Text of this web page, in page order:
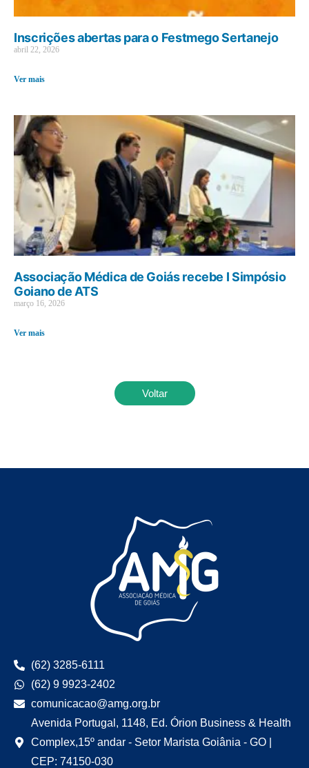
Inscrições abertas para o Festmego Sertanejo
abril 22, 2026
Ver mais
Associação Médica de Goiás recebe I Simpósio
Goiano de ATS
março 16, 2026
Ver mais
Voltar
(62) 3285-6111
(62) 9 9923-2402
comunicacao@amg.org.br
Avenida Portugal, 1148, Ed. Órion Business & Health
Complex,15º andar - Setor Marista Goiânia - GO |
CEP: 74150-030